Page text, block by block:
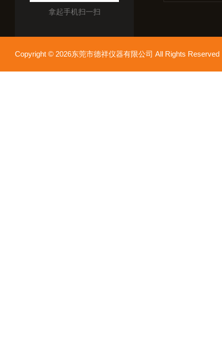
拿起手机扫一扫
Copyright © 2026东莞市德祥仪器有限公司 All Rights